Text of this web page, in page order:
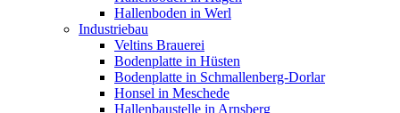
Hallenboden in Werl
Industriebau
Veltins Brauerei
Bodenplatte in Hüsten
Bodenplatte in Schmallenberg-Dorlar
Honsel in Meschede
Hallenbaustelle in Arnsberg